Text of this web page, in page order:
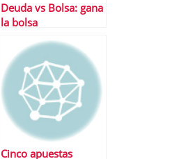
Deuda vs Bolsa: gana
la bolsa
Cinco apuestas